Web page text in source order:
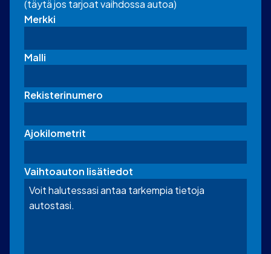
(täytä jos tarjoat vaihdossa autoa)
Merkki
Malli
Rekisterinumero
Ajokilometrit
Vaihtoauton lisätiedot